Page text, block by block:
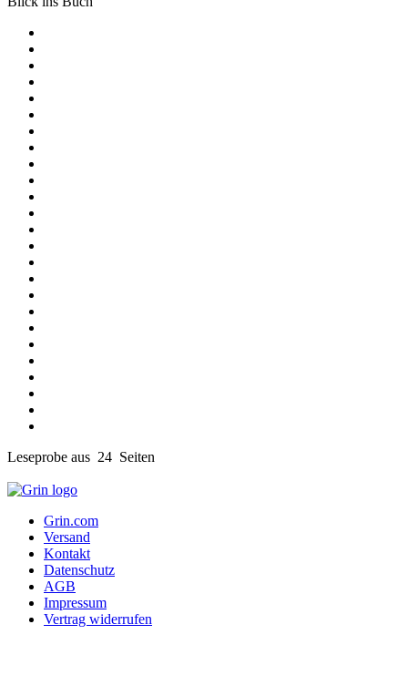
Leseprobe aus 24 Seiten
Grin.com
Versand
Kontakt
Datenschutz
AGB
Impressum
Vertrag widerrufen